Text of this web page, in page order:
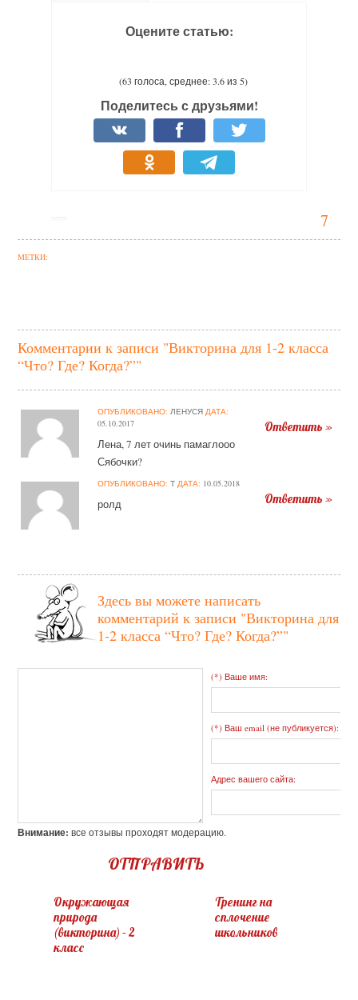
7
Оцените статью:
(63 голоса, среднее: 3.6 из 5)
Поделитесь с друзьями!
МЕТКИ:
Комментарии к записи "Викторина для 1-2 класса
“Что? Где? Когда?”"
ОПУБЛИКОВАНО: ЛЕНУСЯ ДАТА:
05.10.2017
Лена, 7 лет очинь памаглооо
Сябочки?
Ответить »
ОПУБЛИКОВАНО: Т ДАТА: 10.05.2018
ролд Ответить »
Здесь вы можете написать
комментарий к записи "Викторина для
1-2 класса “Что? Где? Когда?”"
(*) Ваше имя:
(*) Ваш email (не публикуется):
Адрес вашего сайта:
Внимание: все отзывы проходят модерацию.
ОТПРАВИТЬ
Окружающая
природа
(викторина) – 2
класс
Тренинг на
сплочение
школьников